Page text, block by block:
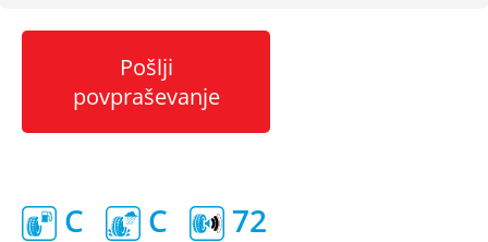
Pošlji
povpraševanje
C C 72